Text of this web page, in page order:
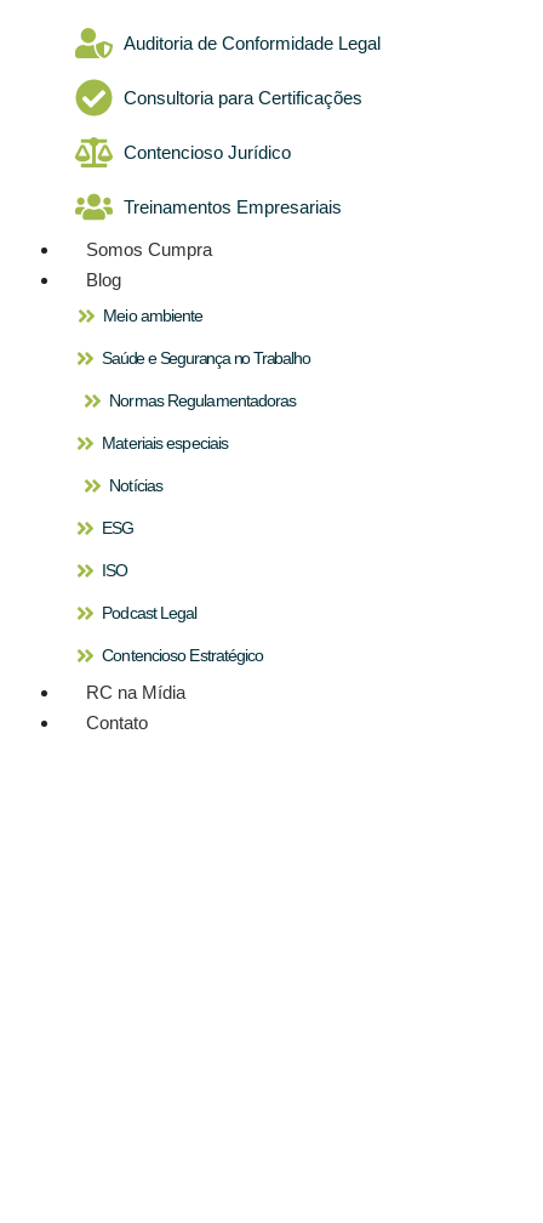
Auditoria de Conformidade Legal
Consultoria para Certificações
Contencioso Jurídico
Treinamentos Empresariais
Somos Cumpra
Blog
Meio ambiente
Saúde e Segurança no Trabalho
Normas Regulamentadoras
Materiais especiais
Notícias
ESG
ISO
Podcast Legal
Contencioso Estratégico
RC na Mídia
Contato